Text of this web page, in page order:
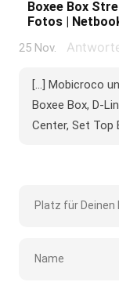
Boxee Box
Fotos |
25 Nov.
[...] Mobicroco
Boxee Box, D-
Center, Set Top